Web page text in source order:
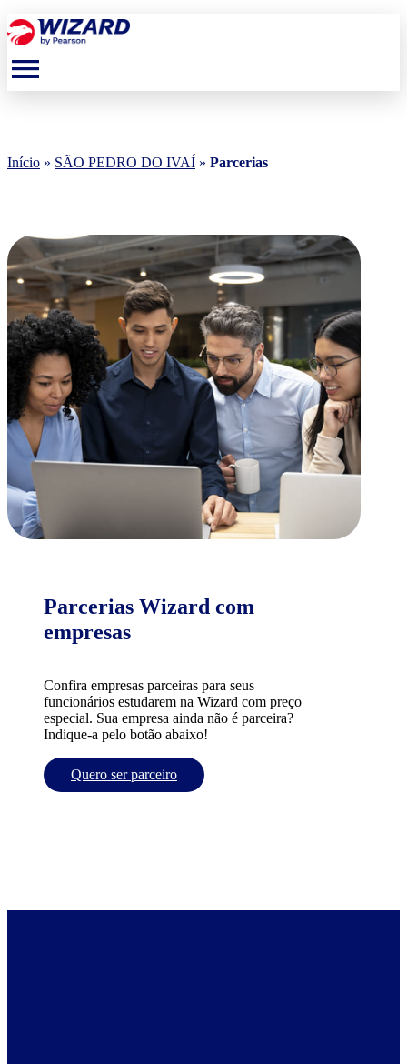
menu
Início » SÃO PEDRO DO IVAÍ » Parcerias
Parcerias Wizard com
empresas
Confira empresas parceiras para seus
funcionários estudarem na Wizard com preço
especial. Sua empresa ainda não é parceira?
Indique-a pelo botão abaixo!
Quero ser parceiro